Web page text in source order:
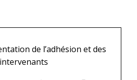
de l’adhésion et des
intervenants